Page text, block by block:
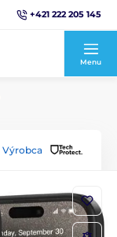
+421 222 205 145
Menu
Výrobca